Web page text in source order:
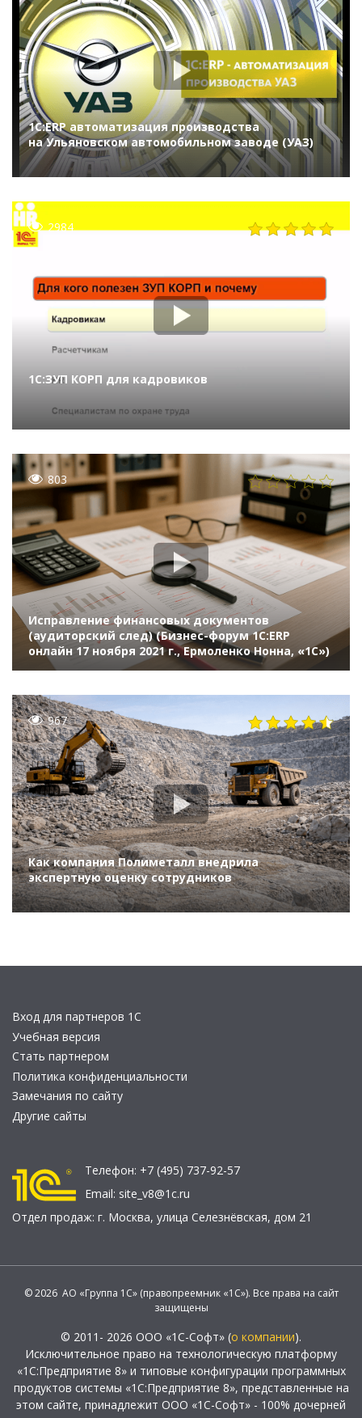
1С:ERP автоматизация производства
на Ульяновском автомобильном заводе (УАЗ)
2984
1С:ЗУП КОРП для кадровиков
803
Исправление финансовых документов
(аудиторский след) (Бизнес-форум 1С:ERP
онлайн 17 ноября 2021 г., Ермоленко Нонна, «1С»)
967
Как компания Полиметалл внедрила
экспертную оценку сотрудников
Вход для партнеров 1С
Учебная версия
Стать партнером
Политика конфиденциальности
Замечания по сайту
Другие сайты
Телефон: +7 (495) 737-92-57
Email: site_v8@1c.ru
Отдел продаж: г. Москва, улица Селезнёвская, дом 21
© 2026 АО «Группа 1С» (правопреемник «1С»). Все права на сайт
защищены
© 2011- 2026 ООО «1С-Софт» (о компании).
Исключительное право на технологическую платформу
«1С:Предприятие 8» и типовые конфигурации программных
продуктов системы «1С:Предприятие 8», представленные на
этом сайте, принадлежит ООО «1С-Софт» - 100% дочерней